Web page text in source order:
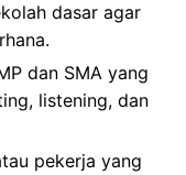
dasar agar
dan SMA yang
listening, dan
pekerja yang